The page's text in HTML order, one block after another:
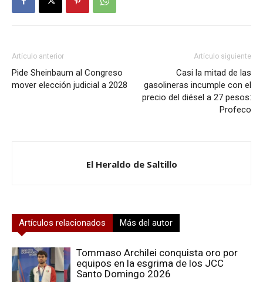
Artículo anterior
Pide Sheinbaum al Congreso
mover elección judicial a 2028
Artículo siguiente
Casi la mitad de las
gasolineras incumple con el
precio del diésel a 27 pesos:
Profeco
El Heraldo de Saltillo
Artículos relacionados Más del autor
Tommaso Archilei conquista oro por
equipos en la esgrima de los JCC
Santo Domingo 2026